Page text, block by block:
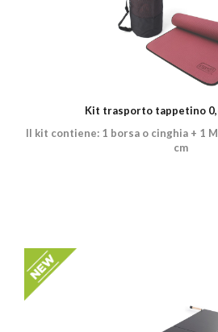
Kit trasporto tappetino
Il kit contiene: 1 borsa o cinghia + 1
cm